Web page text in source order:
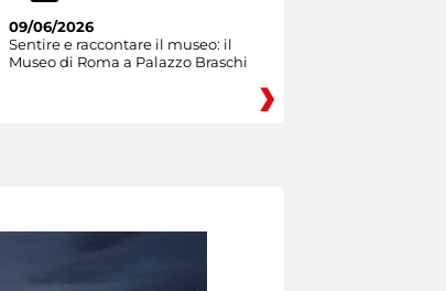
09/06/2026
Sentire e raccontare il museo: il
Museo di Roma a Palazzo Braschi